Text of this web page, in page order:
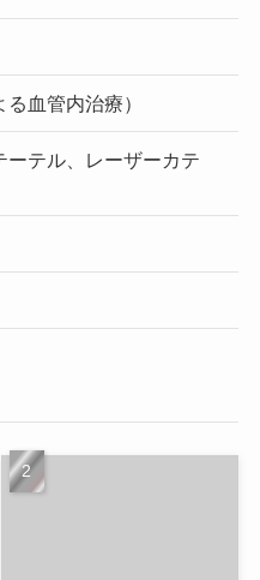
血管内治療）
ーテル、レーザーカテ